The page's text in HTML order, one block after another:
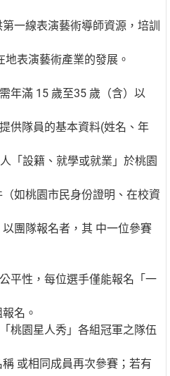
一線表演藝術導師資源，培訓
地表演藝術產業的發展。
年滿 15 歲至35 歲（含）以
供隊員的基本資料(姓名、年
「設籍、就學或就業」於桃園
如桃園市民身份證明、在校資
團隊報名者，其 中一位參賽
平性，每位選手僅能報名「一
名。
桃園星人秀」各組冠軍之隊伍
或相同成員再次參賽；若有